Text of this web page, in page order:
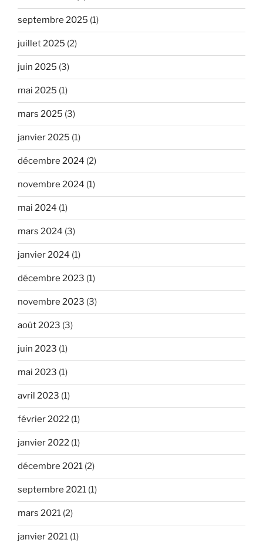
septembre 2025 (1)
juillet 2025 (2)
juin 2025 (3)
mai 2025 (1)
mars 2025 (3)
janvier 2025 (1)
décembre 2024 (2)
novembre 2024 (1)
mai 2024 (1)
mars 2024 (3)
janvier 2024 (1)
décembre 2023 (1)
novembre 2023 (3)
août 2023 (3)
juin 2023 (1)
mai 2023 (1)
avril 2023 (1)
février 2022 (1)
janvier 2022 (1)
décembre 2021 (2)
septembre 2021 (1)
mars 2021 (2)
janvier 2021 (1)